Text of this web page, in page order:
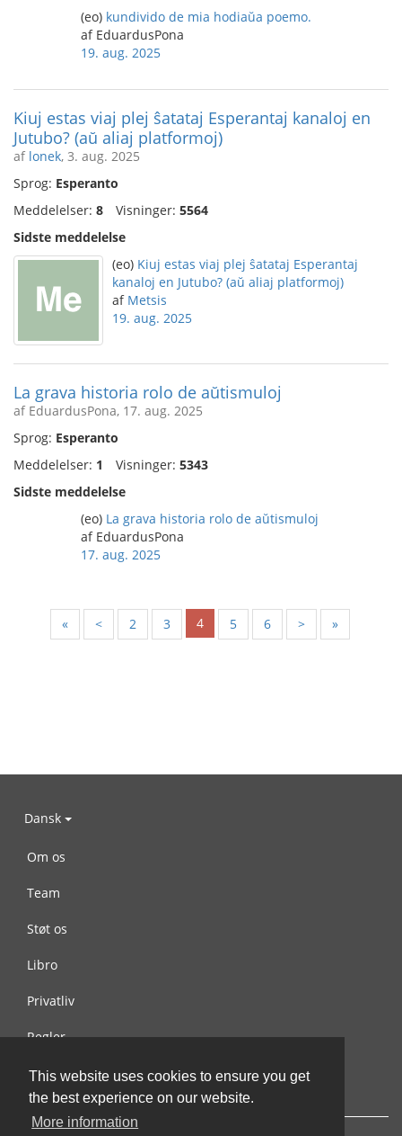
This website uses cookies to ensure you get
the best experience on our website.
More information
(eo) kundivido de mia hodiaŭa poemo.
af EduardusPona
19. aug. 2025
Kiuj estas viaj plej ŝatataj Esperantaj kanaloj en
Jutubo? (aŭ aliaj platformoj)
af lonek, 3. aug. 2025
Sprog: Esperanto
Meddelelser: 8 Visninger: 5564
Sidste meddelelse
(eo) Kiuj estas viaj plej ŝatataj Esperantaj
kanaloj en Jutubo? (aŭ aliaj platformoj)
af Metsis
19. aug. 2025
La grava historia rolo de aŭtismuloj
af EduardusPona, 17. aug. 2025
Sprog: Esperanto
Meddelelser: 1 Visninger: 5343
Sidste meddelelse
(eo) La grava historia rolo de aŭtismuloj
af EduardusPona
17. aug. 2025
« < 2 3 4 5 6 > »
Dansk
Om os
Team
Støt os
Libro
Privatliv
Regler
Kontakt os